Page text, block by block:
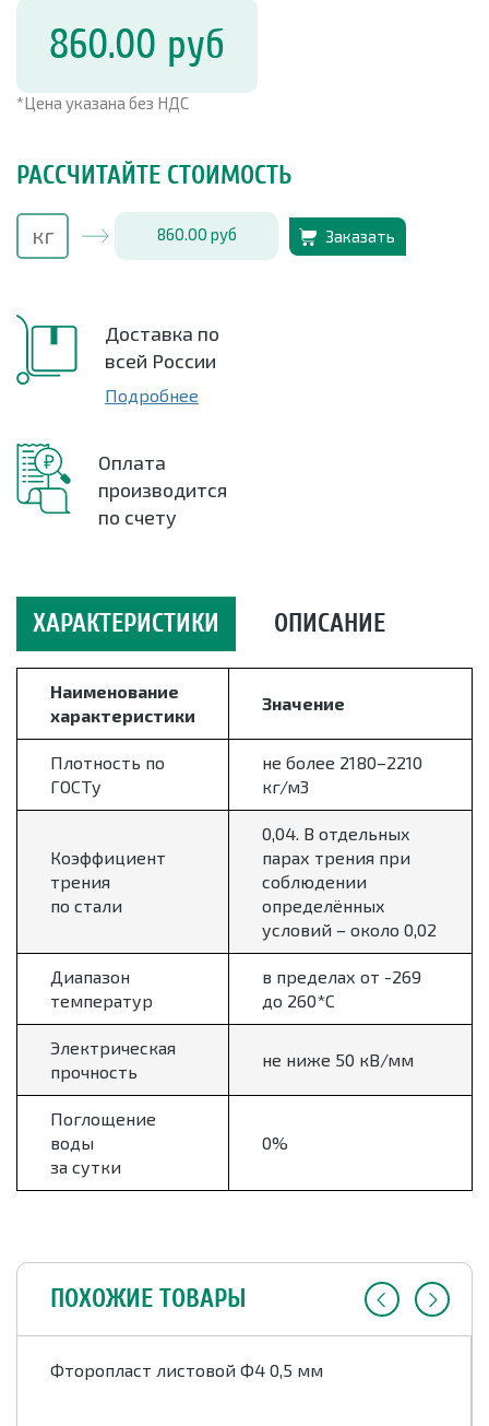
860.00 руб
*Цена указана без НДС
РАССЧИТАЙТЕ СТОИМОСТЬ
860.00 руб Заказать
Доставка по
всей России
Подробнее
Оплата
производится
по счету
ХАРАКТЕРИСТИКИ ОПИСАНИЕ
Наименование
характеристики
Значение
Плотность по
ГОСТу
не более 2180–2210
кг/м3
Коэффициент
трения
по стали
0,04. В отдельных
парах трения при
соблюдении
определённых
условий – около 0,02
Диапазон
температур
в пределах от -269
до 260*С
Электрическая
прочность
не ниже 50 кВ/мм
Поглощение
воды
за сутки
0%
ПОХОЖИЕ ТОВАРЫ
Фторопласт листовой Ф4 0,5 мм